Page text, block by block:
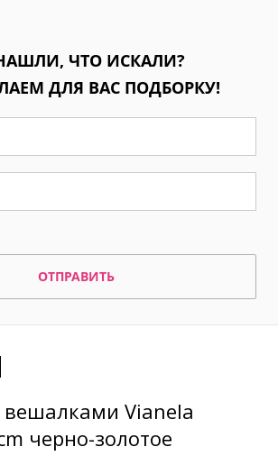
ЧТО ИСКАЛИ?
ДЛЯ ВАС ПОДБОРКУ!
ОТПРАВИТЬ
вешалками Vianela
черно-золотое